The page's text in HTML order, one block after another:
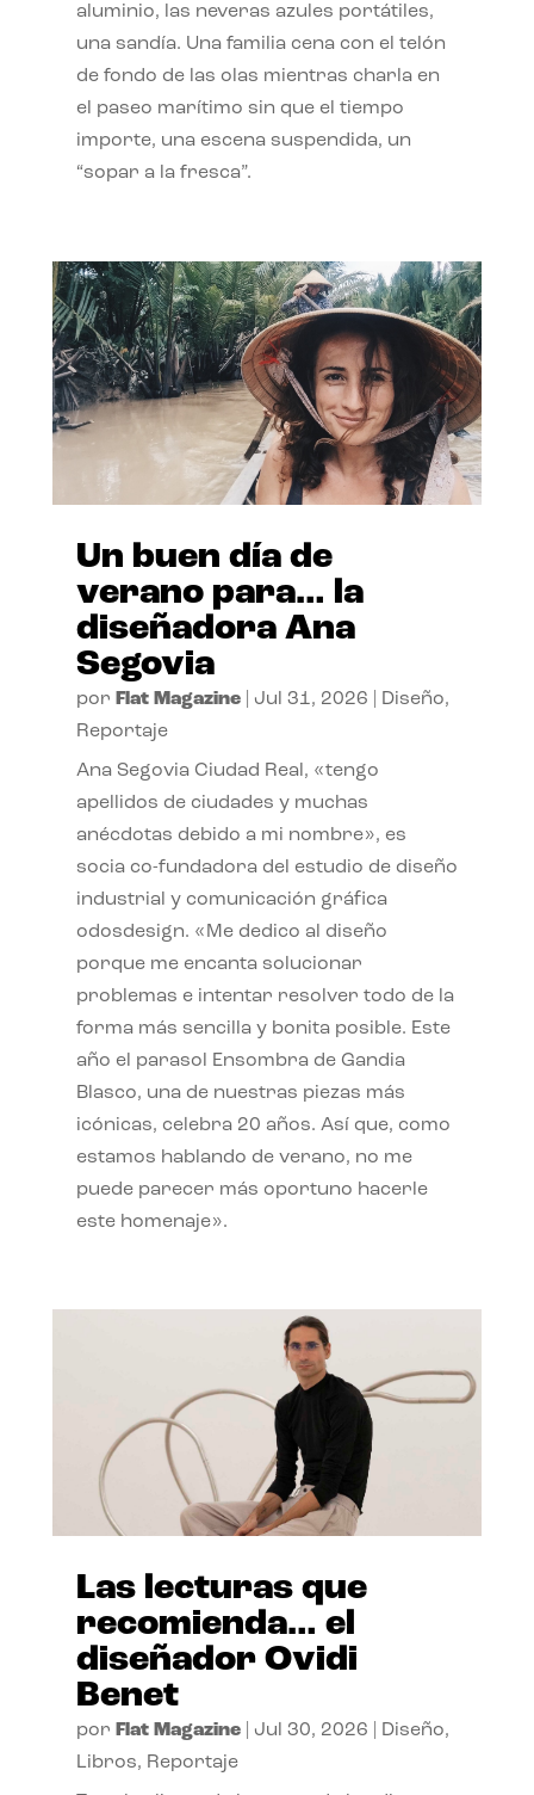
aluminio, las neveras azules portátiles,
una sandía. Una familia cena con el telón
de fondo de las olas mientras charla en
el paseo marítimo sin que el tiempo
importe, una escena suspendida, un
“sopar a la fresca”.
Un buen día de
verano para… la
diseñadora Ana
Segovia
por Flat Magazine| Jul 31, 2026 Diseño,
Reportaje
Ana Segovia Ciudad Real, «tengo
apellidos de ciudades y muchas
anécdotas debido a mi nombre», es
socia co-fundadora del estudio de diseño
industrial y comunicación gráfica
odosdesign. «Me dedico al diseño
porque me encanta solucionar
problemas e intentar resolver todo de la
forma más sencilla y bonita posible. Este
año el parasol Ensombra de Gandia
Blasco, una de nuestras piezas más
icónicas, celebra 20 años. Así que, como
estamos hablando de verano, no me
puede parecer más oportuno hacerle
este homenaje».
Las lecturas que
recomienda… el
diseñador Ovidi
Benet
por Flat Magazine| Jul 30, 2026 Diseño,
Libros, Reportaje